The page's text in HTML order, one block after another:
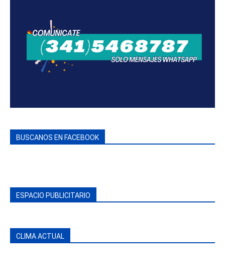
BUSCANOS EN FACEBOOK
ESPACIO PUBLICITARIO
CLIMA ACTUAL